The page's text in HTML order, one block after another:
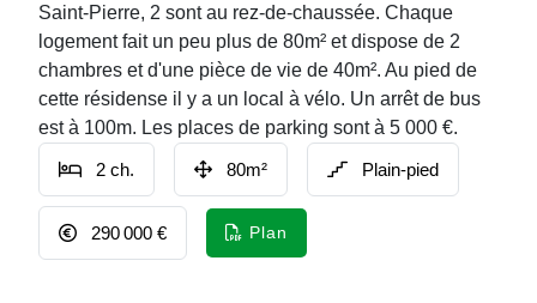
Saint-Pierre, 2 sont au rez-de-chaussée. Chaque
logement fait un peu plus de 80m² et dispose de 2
chambres et d'une pièce de vie de 40m². Au pied de
cette résidense il y a un local à vélo. Un arrêt de bus
est à 100m. Les places de parking sont à 5 000 €.
2 ch. 80m² Plain-pied
290 000 € Plan